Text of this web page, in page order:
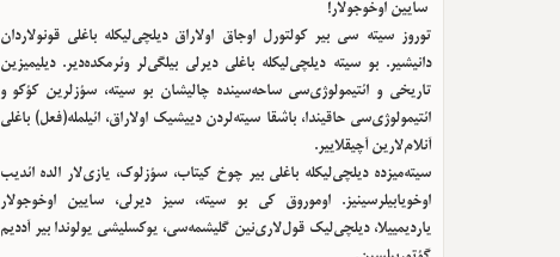
سایین اوخوجولار!
توروز سیته سی بیر کولتورل اوجاق اولا‌راق دیلچی‌لیکله باغلی قونولاردان
دانیشیر. بو سیته دیلچی‌لیکله باغلی دیرلی بیلگی‌لر وئرمکده‌دیر. دیلیمیزین
تاریخی و ائتیمولوژی‌سی ساحه‌سینده چالیشان بو سیته، سؤزلرین کؤکو و
ائتیمولوژی‌سی حاقیندا، باشقا سیته‌لردن دییشیک اولا‌راق، ائیلمله(فعل) باغلی
آنلام‌لارین آچیقلاییر.
سیته‌میزده دیلچی‌لیکله باغلی بیر چوخ کیتاب، سؤزلوک، یازی‌لار الده ائدیب
اوخویابیلرسینیز. اوموروق کی بو سیته، سیز دیرلی، سایین اوخوجولار
یاردیمییلا، دیلچی‌لیک قول‌لاری‌نین گلیشمه‌سی، یوکسلیشی یولوندا بیر آددیم